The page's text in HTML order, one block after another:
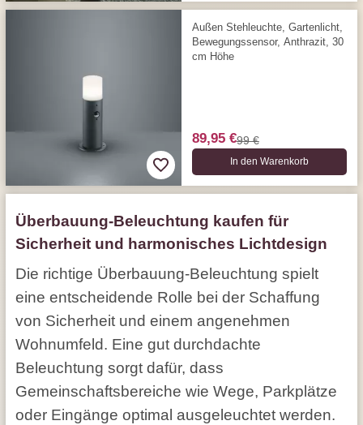
Außen Stehleuchte, Gartenlicht,
Bewegungs­sensor, Anthrazit, 30
cm Höhe
89,95 €99 €
In den Warenkorb
Überbauung-Beleuchtung kaufen für
Sicherheit und harmonisches Lichtdesign
Die richtige Überbauung-Beleuchtung spielt
eine entscheidende Rolle bei der Schaffung
von Sicherheit und einem angenehmen
Wohnumfeld. Eine gut durchdachte
Beleuchtung sorgt dafür, dass
Gemeinschaftsbereiche wie Wege, Parkplätze
oder Eingänge optimal ausgeleuchtet werden.